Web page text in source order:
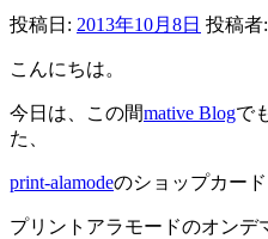
投稿日: 2013年10月8日 投稿者:
こんにちは。
今日は、この間mative Blogで
た、
print-alamodeのショップカー
プリントアラモードのオンデ